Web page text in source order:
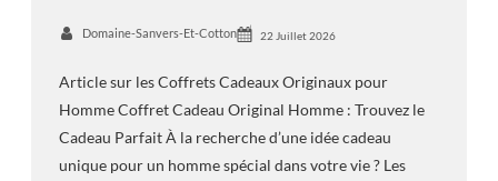
Domaine-Sanvers-Et-Cotton 22 Juillet 2026
Article sur les Coffrets Cadeaux Originaux pour
Homme Coffret Cadeau Original Homme : Trouvez le
Cadeau Parfait À la recherche d’une idée cadeau
unique pour un homme spécial dans votre vie ? Les